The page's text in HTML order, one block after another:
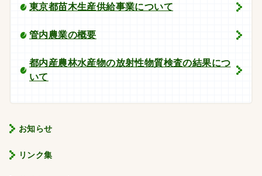
東京都苗木生産供給事業について
管内農業の概要
都内産農林水産物の放射性物質検査の結果につ
いて
お知らせ
リンク集